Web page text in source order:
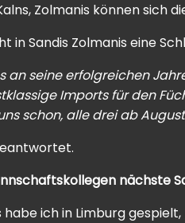
Zolmanis können sich
in Sandis Zolmanis eine
an seine erfolgreichen
Imports für den
schon, alle drei ab
nächste
ich in Limburg